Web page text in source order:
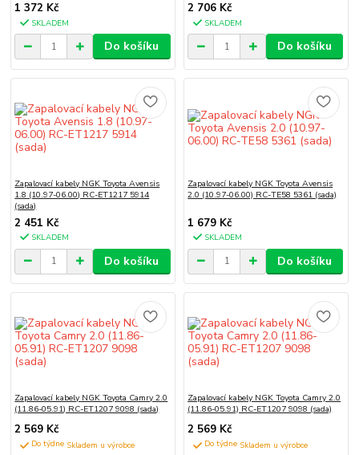
1 372 Kč
SKLADEM
Do košíku
2 706 Kč
SKLADEM
Do košíku
Zapalovací kabely NGK Toyota Avensis
1.8 (10.97-06.00) RC-ET1217 5914
(sada)
2 451 Kč
SKLADEM
Do košíku
Zapalovací kabely NGK Toyota Avensis
2.0 (10.97-06.00) RC-TE58 5361 (sada)
1 679 Kč
SKLADEM
Do košíku
Zapalovací kabely NGK Toyota Camry 2.0
(11.86-05.91) RC-ET1207 9098 (sada)
2 569 Kč
Do týdne
Zapalovací kabely NGK Toyota Camry 2.0
(11.86-05.91) RC-ET1207 9098 (sada)
2 569 Kč
Do týdne